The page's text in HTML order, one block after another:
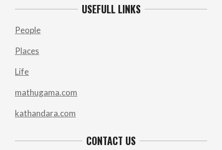
USEFULL LINKS
People
Places
Life
mathugama.com
kathandara.com
CONTACT US